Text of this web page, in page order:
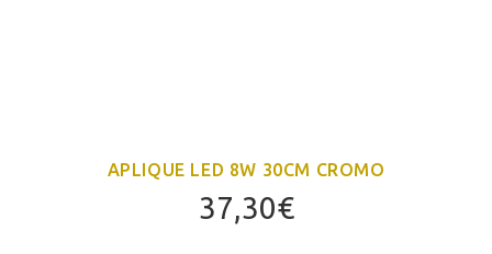
APLIQUE LED 8W 30CM CROMO
37,30€